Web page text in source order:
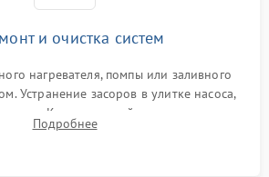
и очистка систем
нагревателя, помпы или заливного
Устранение засоров в улитке насоса,
Компонентный ремонт платы
поврежденной проводки.
Подробнее